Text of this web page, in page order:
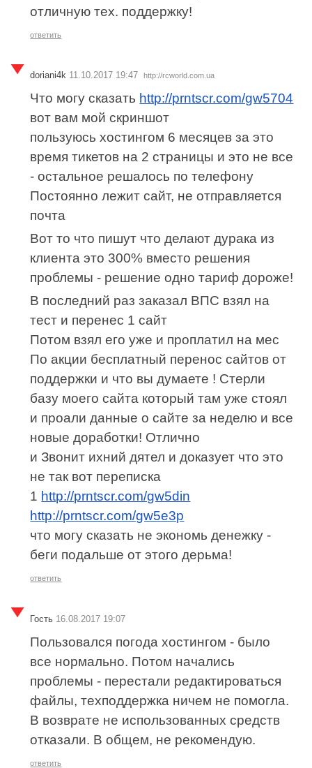
отличную тех. поддержку!
ответить
doriani4k 11.10.2017 19:47 http://rcworld.com.ua
Что могу сказать http://prntscr.com/gw5704
вот вам мой скриншот
пользуюсь хостингом 6 месяцев за это
время тикетов на 2 страницы и это не все
- остальное решалось по телефону
Постоянно лежит сайт, не отправляется
почта
Вот то что пишут что делают дурака из
клиента это 300% вместо решения
проблемы - решение одно тариф дороже!
В последний раз заказал ВПС взял на
тест и перенес 1 сайт
Потом взял его уже и проплатил на мес
По акции бесплатный перенос сайтов от
поддержки и что вы думаете ! Стерли
базу моего сайта который там уже стоял
и проали данные о сайте за неделю и все
новые доработки! Отлично
и Звонит ихний дятел и доказует что это
не так вот переписка
1 http://prntscr.com/gw5din
http://prntscr.com/gw5e3p
что могу сказать не экономь денежку -
беги подальше от этого дерьма!
ответить
Гость 16.08.2017 19:07
Пользовался погода хостингом - было
все нормально. Потом начались
проблемы - перестали редактироваться
файлы, техподдержка ничем не помогла.
В возврате не использованных средств
отказали. В общем, не рекомендую.
ответить